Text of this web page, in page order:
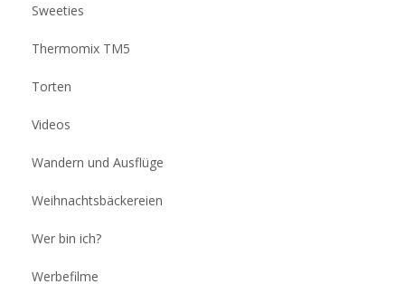
Sweeties
Thermomix TM5
Torten
Videos
Wandern und Ausflüge
Weihnachtsbäckereien
Wer bin ich?
Werbefilme